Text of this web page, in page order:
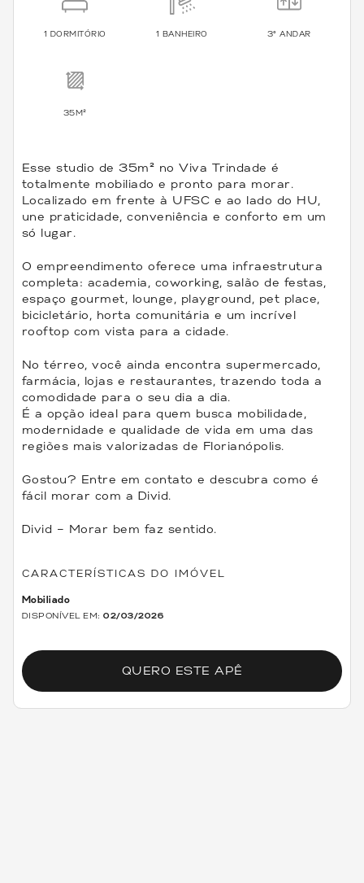
1 DORMITÓRIO 1 BANHEIRO 3º ANDAR
35M²
Esse studio de 35m² no Viva Trindade é
totalmente mobiliado e pronto para morar.
Localizado em frente à UFSC e ao lado do HU,
une praticidade, conveniência e conforto em um
só lugar.
O empreendimento oferece uma infraestrutura
completa: academia, coworking, salão de festas,
espaço gourmet, lounge, playground, pet place,
bicicletário, horta comunitária e um incrível
rooftop com vista para a cidade.
No térreo, você ainda encontra supermercado,
farmácia, lojas e restaurantes, trazendo toda a
comodidade para o seu dia a dia.
É a opção ideal para quem busca mobilidade,
modernidade e qualidade de vida em uma das
regiões mais valorizadas de Florianópolis.
Gostou? Entre em contato e descubra como é
fácil morar com a Divid.
Divid – Morar bem faz sentido.
CARACTERÍSTICAS DO IMÓVEL
Mobiliado
DISPONÍVEL EM:02/03/2026
QUERO ESTE APÊ